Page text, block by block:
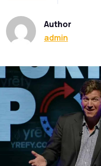
Author
admin